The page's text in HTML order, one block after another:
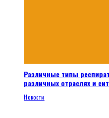
Различные типы
различных отраслях и
Новости